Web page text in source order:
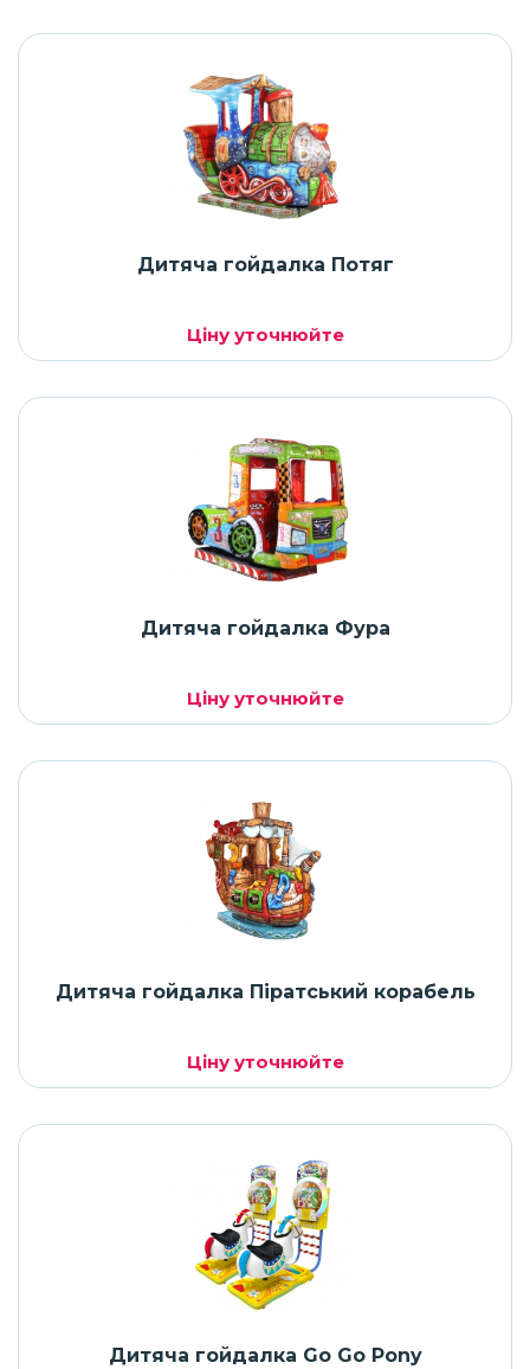
Дитяча гойдалка Потяг
Ціну уточнюйте
Дитяча гойдалка Фура
Ціну уточнюйте
Дитяча гойдалка Піратський корабель
Ціну уточнюйте
Дитяча гойдалка Go Go Pony